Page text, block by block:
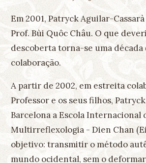
Em 2001, Patryck Aguilar-
Prof. Bùi Quôc Châu. O que
descoberta torna-se uma
colaboração.
A partir de 2002, em estreita
Professor e os seus filhos,
Barcelona a Escola Internacional
Multirreflexologia - Dien Chan
objetivo: transmitir o método
mundo ocidental, sem o